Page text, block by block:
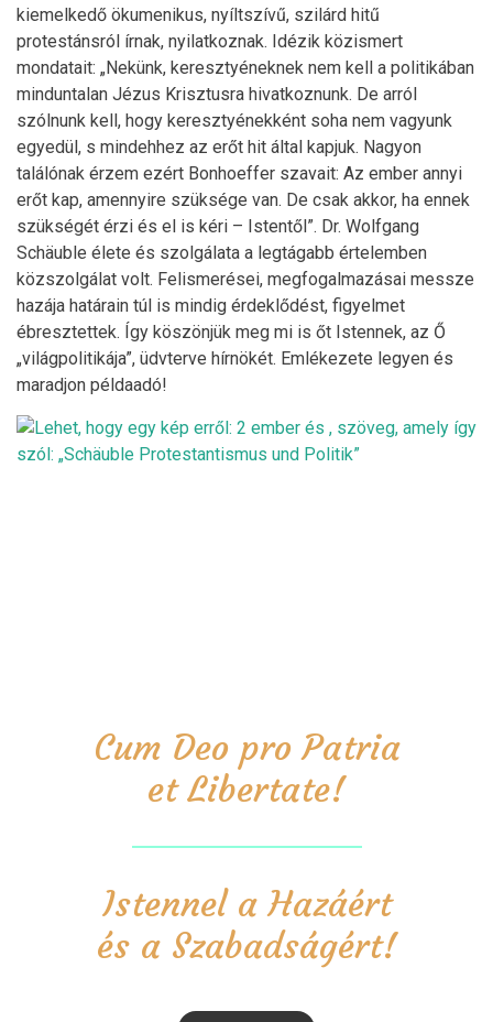
kiemelkedő ökumenikus, nyíltszívű, szilárd hitű
protestánsról írnak, nyilatkoznak. Idézik közismert
mondatait: „Nekünk, keresztyéneknek nem kell a politikában
minduntalan Jézus Krisztusra hivatkoznunk. De arról
szólnunk kell, hogy keresztyénekként soha nem vagyunk
egyedül, s mindehhez az erőt hit által kapjuk. Nagyon
találónak érzem ezért Bonhoeffer szavait: Az ember annyi
erőt kap, amennyire szüksége van. De csak akkor, ha ennek
szükségét érzi és el is kéri – Istentől”. Dr. Wolfgang
Schäuble élete és szolgálata a legtágabb értelemben
közszolgálat volt. Felismerései, megfogalmazásai messze
hazája határain túl is mindig érdeklődést, figyelmet
ébresztettek. Így köszönjük meg mi is őt Istennek, az Ő
„világpolitikája”, üdvterve hírnökét. Emlékezete legyen és
maradjon példaadó!
Cum Deo pro Patria
et Libertate!
Istennel a Hazáért
és a Szabadságért!